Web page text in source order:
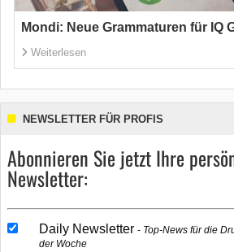
Mondi: Neue Grammaturen für IQ
Weiterlesen
NEWSLETTER FÜR PROFIS
Abonnieren Sie jetzt Ihre
Newsletter:
Daily Newsletter
Top-News für die
der Woche